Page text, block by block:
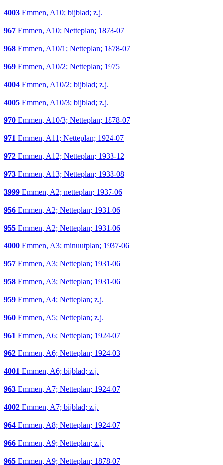
4003 Emmen, A10; bijblad; z.j.
967 Emmen, A10; Netteplan; 1878-07
968 Emmen, A10/1; Netteplan; 1878-07
969 Emmen, A10/2; Netteplan; 1975
4004 Emmen, A10/2; bijblad; z.j.
4005 Emmen, A10/3; bijblad; z.j.
970 Emmen, A10/3; Netteplan; 1878-07
971 Emmen, A11; Netteplan; 1924-07
972 Emmen, A12; Netteplan; 1933-12
973 Emmen, A13; Netteplan; 1938-08
3999 Emmen, A2; netteplan; 1937-06
956 Emmen, A2; Netteplan; 1931-06
955 Emmen, A2; Netteplan; 1931-06
4000 Emmen, A3; minuutplan; 1937-06
957 Emmen, A3; Netteplan; 1931-06
958 Emmen, A3; Netteplan; 1931-06
959 Emmen, A4; Netteplan; z.j.
960 Emmen, A5; Netteplan; z.j.
961 Emmen, A6; Netteplan; 1924-07
962 Emmen, A6; Netteplan; 1924-03
4001 Emmen, A6; bijblad; z.j.
963 Emmen, A7; Netteplan; 1924-07
4002 Emmen, A7; bijblad; z.j.
964 Emmen, A8; Netteplan; 1924-07
966 Emmen, A9; Netteplan; z.j.
965 Emmen, A9; Netteplan; 1878-07